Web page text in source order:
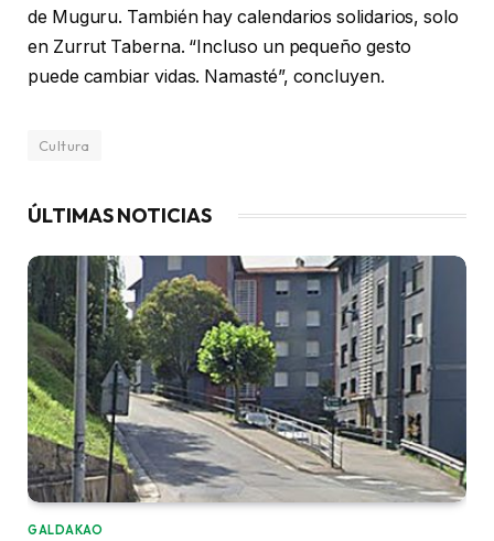
de Muguru. También hay calendarios solidarios, solo
en Zurrut Taberna. “Incluso un pequeño gesto
puede cambiar vidas. Namasté”, concluyen.
Cultura
ÚLTIMAS NOTICIAS
GALDAKAO